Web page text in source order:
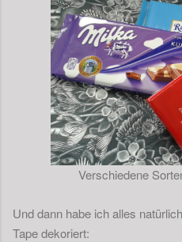
Verschiedene
Und dann habe ich alles
Tape dekoriert: